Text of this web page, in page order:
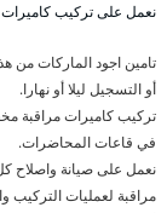
نعمل على تركيب
تامين اجود الماركات من
أو التسجيل ليلا أو نهارا.
تركيب كاميرات مراقبة
في قاعات المحاضرات.
نعمل على صيانة واصلاح
مراقبة لعمليات التركيب